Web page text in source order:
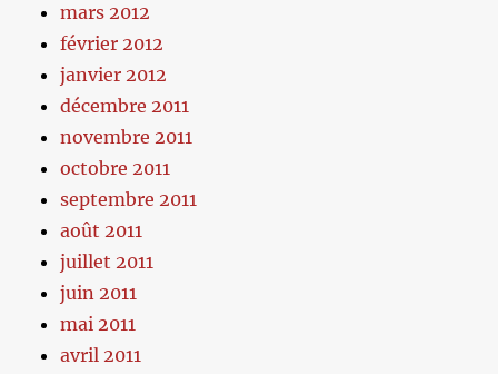
mars 2012
février 2012
janvier 2012
décembre 2011
novembre 2011
octobre 2011
septembre 2011
août 2011
juillet 2011
juin 2011
mai 2011
avril 2011